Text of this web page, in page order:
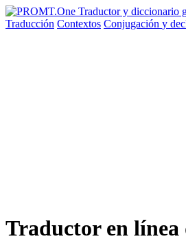
Traducción Contextos Conjugación y
Traductor en